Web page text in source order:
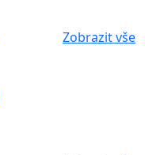
Zobrazit vše